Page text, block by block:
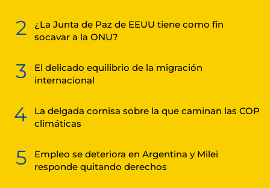
2
¿La Junta de Paz de EEUU tiene como fin
socavar a la ONU?
3
El delicado equilibrio de la migración
internacional
4
La delgada cornisa sobre la que caminan las COP
climáticas
5
Empleo se deteriora en Argentina y Milei
responde quitando derechos